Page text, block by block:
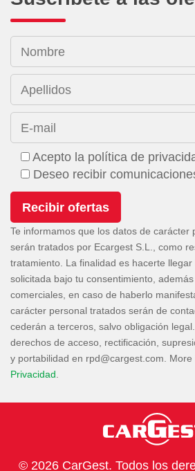
Nombre
Apellidos
E-mail
Acepto la política de
Deseo recibir
Te informamos que los datos de carácter
serán tratados por Ecargest S.L., como
tratamiento. La finalidad es hacerte llegar
solicitada bajo tu consentimiento,
comerciales, en caso de haberlo
carácter personal tratados serán de
cederán a terceros, salvo obligación
derechos de acceso, rectificación,
y portabilidad en
.
Privacidad
© 2026 CarGest. Todos los